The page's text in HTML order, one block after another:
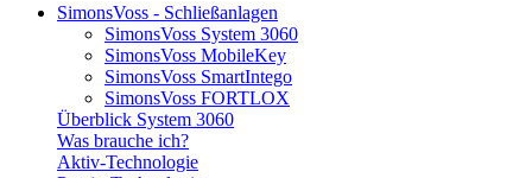
SimonsVoss - Schließanlagen
SimonsVoss System 3060
SimonsVoss MobileKey
SimonsVoss SmartIntego
SimonsVoss FORTLOX
Überblick System 3060
Was brauche ich?
Aktiv-Technologie